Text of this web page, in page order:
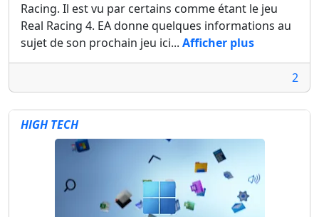
Racing. Il est vu par certains comme étant le jeu
Real Racing 4. EA donne quelques informations au
sujet de son prochain jeu ici... Afficher plus
2
HIGH TECH